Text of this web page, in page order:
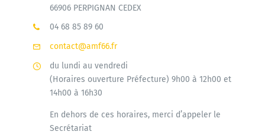
66906 PERPIGNAN CEDEX
04 68 85 89 60
contact@amf66.fr
du lundi au vendredi
(Horaires ouverture Préfecture) 9h00 à 12h00 et
14h00 à 16h30
En dehors de ces horaires, merci d’appeler le
Secrétariat